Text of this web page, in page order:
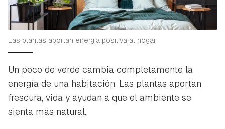
Las plantas aportan energía positiva al hogar
Un poco de verde cambia completamente la
energía de una habitación. Las plantas aportan
frescura, vida y ayudan a que el ambiente se
sienta más natural.